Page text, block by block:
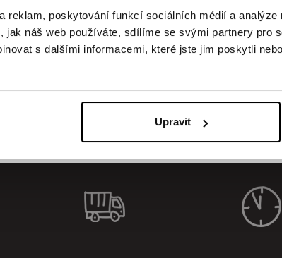
reklam, poskytování funkcí sociálních médií a
jak náš web používáte, sdílíme se svými partnery pro
s dalšími informacemi, které jste jim poskytli
Upravit